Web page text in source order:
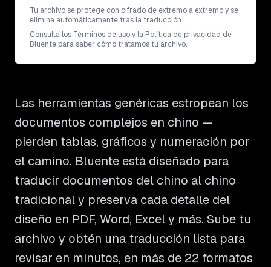
Tu archivo se protege con cifrado de extremo a extremo y se
elimina automáticamente tras la traducción.
Consulta los Términos de usoy la Política de privacidad de
Bluente para saber cómo tratamos tu archivo.
Las herramientas genéricas estropean los
documentos complejos en chino —
pierden tablas, gráficos y numeración por
el camino. Bluente está diseñado para
traducir documentos del chino al chino
tradicional y preserva cada detalle del
diseño en PDF, Word, Excel y más. Sube tu
archivo y obtén una traducción lista para
revisar en minutos, en más de 22 formatos